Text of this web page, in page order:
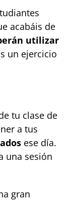
acabáis de
utilizar
un ejercicio
tu clase de
a tus
ese día.
una sesión
gran